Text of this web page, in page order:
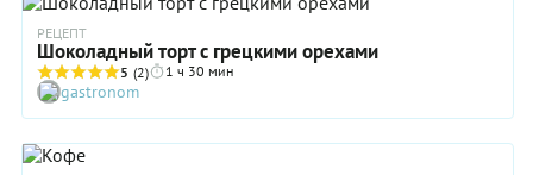
РЕЦЕПТ
Шоколадный торт с грецкими орехами
5 (2) 1 ч 30 мин
gastronom